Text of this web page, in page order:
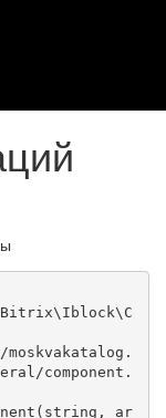
moskvakatalog.
component.
ar